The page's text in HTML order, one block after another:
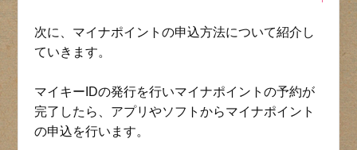
次に、マイナポイントの申込方法について紹介し
ていきます。
マイキーIDの発行を行いマイナポイントの予約が
完了したら、アプリやソフトからマイナポイント
の申込を行います。